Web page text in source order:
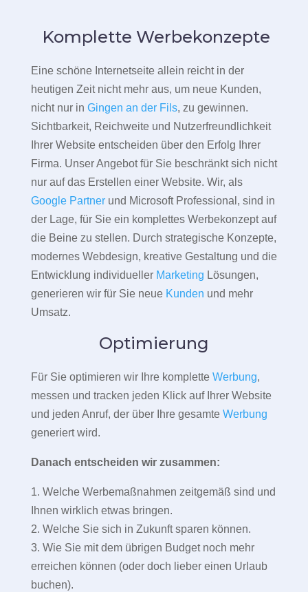
Komplette Werbekonzepte
Eine schöne Internetseite allein reicht in der
heutigen Zeit nicht mehr aus, um neue Kunden,
nicht nur in Gingen an der Fils, zu gewinnen.
Sichtbarkeit, Reichweite und Nutzerfreundlichkeit
Ihrer Website entscheiden über den Erfolg Ihrer
Firma. Unser Angebot für Sie beschränkt sich nicht
nur auf das Erstellen einer Website. Wir, als
Google Partnerund Microsoft Professional, sind in
der Lage, für Sie ein komplettes Werbekonzept auf
die Beine zu stellen. Durch strategische Konzepte,
modernes Webdesign, kreative Gestaltung und die
Entwicklung individueller Marketing Lösungen,
generieren wir für Sie neue Kunden und mehr
Umsatz.
Optimierung
Für Sie optimieren wir Ihre komplette Werbung,
messen und tracken jeden Klick auf Ihrer Website
und jeden Anruf, der über Ihre gesamte Werbung
generiert wird.
Danach entscheiden wir zusammen:
1. Welche Werbemaßnahmen zeitgemäß sind und
Ihnen wirklich etwas bringen.
2. Welche Sie sich in Zukunft sparen können.
3. Wie Sie mit dem übrigen Budget noch mehr
erreichen können (oder doch lieber einen Urlaub
buchen).